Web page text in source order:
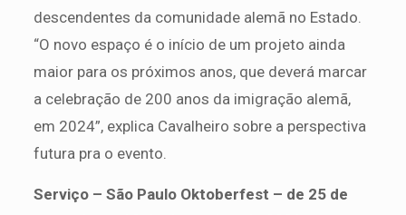
descendentes da comunidade alemã no Estado.
“O novo espaço é o início de um projeto ainda
maior para os próximos anos, que deverá marcar
a celebração de 200 anos da imigração alemã,
em 2024”, explica Cavalheiro sobre a perspectiva
futura pra o evento.
Serviço – São Paulo Oktoberfest – de 25 de